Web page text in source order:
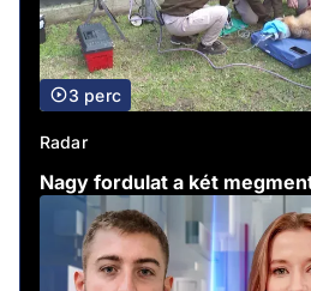
3 perc
Radar
Nagy fordulat a két